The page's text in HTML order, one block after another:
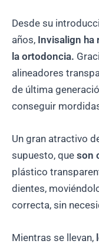
Desde su
años, Invisalign ha
la ortodoncia.
alineadores
de última
conseguir
Un gran atractivo
supuesto, que son
plástico
dientes,
correcta, sin
Mientras se llevan,